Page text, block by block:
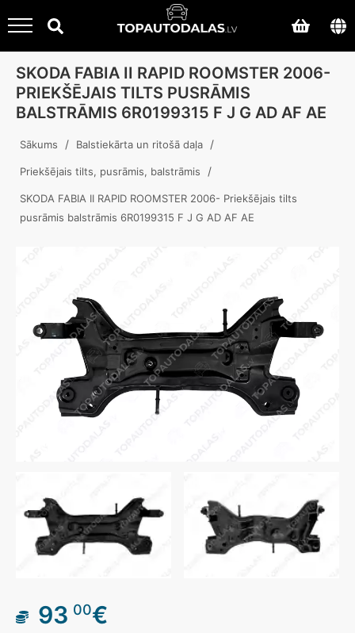
SKODA FABIA II RAPID ROOMSTER 2006-
PRIEKŠĒJAIS TILTS PUSRĀMIS
BALSTRĀMIS 6R0199315 F J G AD AF AE
Sākums / Balstiekārta un ritošā daļa /
Priekšējais tilts, pusrāmis, balstrāmis /
SKODA FABIA II RAPID ROOMSTER 2006- Priekšējais tilts
pusrāmis balstrāmis 6R0199315 F J G AD AF AE
93 00€